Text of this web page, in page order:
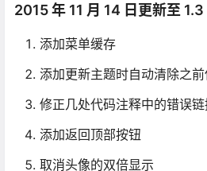
2015 年 11 月 14 日更新至
添加菜单缓存
添加更新主题时自动清除之
修正几处代码注释中的错误
添加返回顶部按钮
取消头像的双倍显示